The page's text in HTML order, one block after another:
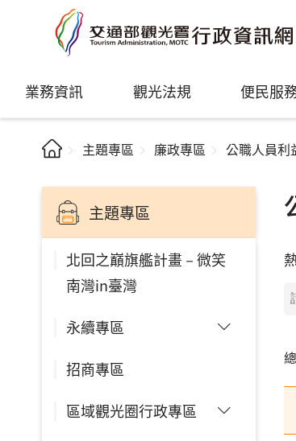
業務資訊 觀光法規 便民服
主題專區 廉政專區 公職人員利
主題專區
北回之巔旗艦計畫－微笑
南灣in臺灣
永續專區
招商專區
區域觀光圈行政專區